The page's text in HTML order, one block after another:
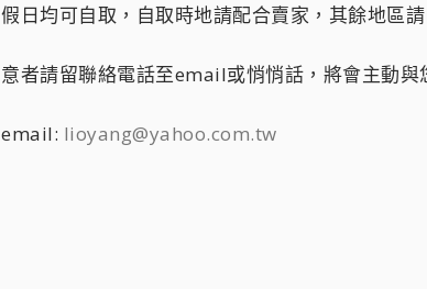
假日均可自取，自取時地請配合賣家，其餘地區請
意者請留聯絡電話至email或悄悄話，將會主動與
email: lioyang@yahoo.com.tw